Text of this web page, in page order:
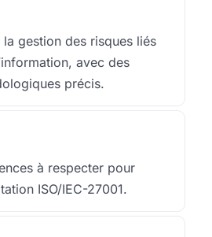
gestion des risques liés
avec des
précis.
à respecter pour
ISO/IEC-27001.